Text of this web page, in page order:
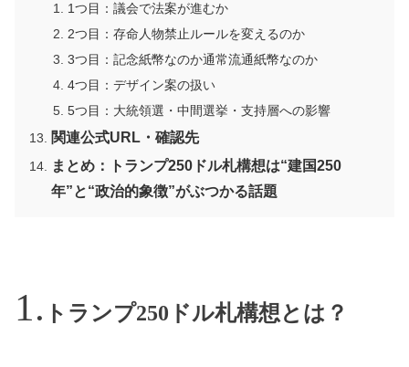
1つ目：議会で法案が進むか
2つ目：存命人物禁止ルールを変えるのか
3つ目：記念紙幣なのか通常流通紙幣なのか
4つ目：デザイン案の扱い
5つ目：大統領選・中間選挙・支持層への影響
関連公式URL・確認先
まとめ：トランプ250ドル札構想は“建国250
年”と“政治的象徴”がぶつかる話題
トランプ250ドル札構想とは？